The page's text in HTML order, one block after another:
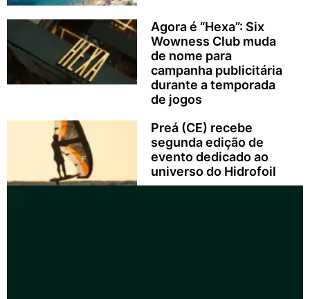
Agora é “Hexa”: Six
Wowness Club muda
de nome para
campanha publicitária
durante a temporada
de jogos
Preá (CE) recebe
segunda edição de
evento dedicado ao
universo do Hidrofoil